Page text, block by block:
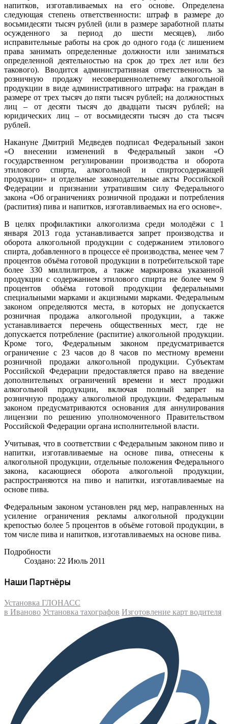
напитков, изготавливаемых на его основе. Определена
следующая степень ответственности: штраф в размере до
восьмидесяти тысяч рублей (или в размере заработной платы
осужденного за период до шести месяцев), либо
исправительные работы на срок до одного года (с лишением
права занимать определенные должности или заниматься
определенной деятельностью на срок до трех лет или без
такового). Вводится административная ответственность за
розничную продажу несовершеннолетнему алкогольной
продукции в виде административного штрафа: на граждан в
размере от трех тысяч до пяти тысяч рублей; на должностных
лиц – от десяти тысяч до двадцати тысяч рублей; на
юридических лиц – от восьмидесяти тысяч до ста тысяч
рублей.
Накануне Дмитрий Медведев подписал Федеральный закон
«О внесении изменений в Федеральный закон «О
государственном регулировании производства и оборота
этилового спирта, алкогольной и спиртосодержащей
продукции» и отдельные законодательные акты Российской
Федерации и признании утратившим силу Федерального
закона «Об ограничениях розничной продажи и потребления
(распития) пива и напитков, изготавливаемых на его основе».
В целях профилактики алкоголизма среди молодёжи с 1
января 2013 года устанавливается запрет производства и
оборота алкогольной продукции с содержанием этилового
спирта, добавленного в процессе её производства, менее чем 7
процентов объёма готовой продукции в потребительской таре
более 330 миллилитров, а также маркировка указанной
продукции с содержанием этилового спирта не более чем 9
процентов объёма готовой продукции федеральными
специальными марками и акцизными марками. Федеральным
законом определяются места, в которых не допускается
розничная продажа алкогольной продукции, а также
устанавливается перечень общественных мест, где не
допускается потребление (распитие) алкогольной продукции.
Кроме того, Федеральным законом предусматривается
ограничение с 23 часов до 8 часов по местному времени
розничной продажи алкогольной продукции. Субъектам
Российской Федерации предоставляется право на введение
дополнительных ограничений времени и мест продажи
алкогольной продукции, включая полный запрет на
розничную продажу алкогольной продукции. Федеральным
законом предусматриваются основания для аннулирования
лицензии по решению уполномоченного Правительством
Российской Федерации органа исполнительной власти.
Учитывая, что в соответствии с Федеральным законом пиво и
напитки, изготавливаемые на основе пива, отнесены к
алкогольной продукции, отдельные положения Федерального
закона, касающиеся оборота алкогольной продукции,
распространяются на пиво и напитки, изготавливаемые на
основе пива.
Федеральным законом установлен ряд мер, направленных на
усиление ограничения рекламы алкогольной продукции
крепостью более 5 процентов в объёме готовой продукции, в
том числе пива и напитков, изготавливаемых на основе пива.
Подробности
Создано: 22 Июль 2011
Наши Партнёры
Установка ГЛОНАСС
в Иваново Установка тахографов Изготовление карт водителя